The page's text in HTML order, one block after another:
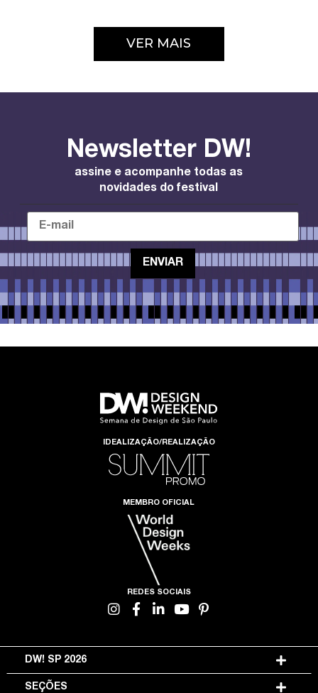
VER MAIS
Newsletter DW!
assine e acompanhe todas as
novidades do festival
IDEALIZAÇÃO/REALIZAÇÃO
MEMBRO OFICIAL
REDES SOCIAIS
DW! SP 2026
SEÇÕES